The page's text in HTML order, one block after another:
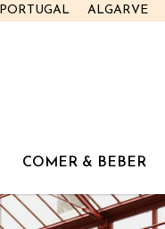
ALGARVE
PORTUGAL
COMER & BEBER